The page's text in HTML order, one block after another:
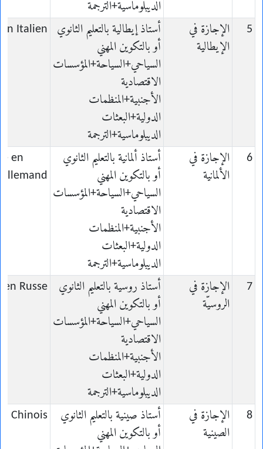
الديبلوماسية+الترجمة
5
الإجازة في
الإيطالية
أستاذ إيطالية بالتعليم الثانوي
أو بالتكوين المهني
السياحي+السياحة+المؤسسات
الاقتصادية
الأجنبية+المنظمات
الدولية+البعثات
الديبلوماسية+الترجمة
en Italien
6
الإجازة في
الألمانية
أستاذ ألمانية بالتعليم الثانوي
أو بالتكوين المهني
السياحي+السياحة+المؤسسات
الاقتصادية
الأجنبية+المنظمات
الدولية+البعثات
الديبلوماسية+الترجمة
en
Allemand
7
الإجازة في
الروسيّة
أستاذ روسية بالتعليم الثانوي
أو بالتكوين المهني
السياحي+السياحة+المؤسسات
الاقتصادية
الأجنبية+المنظمات
الدولية+البعثات
الديبلوماسية+الترجمة
en Russe
8
الإجازة في
الصينية
أستاذ صينية بالتعليم الثانوي
أو بالتكوين المهني
Chinois